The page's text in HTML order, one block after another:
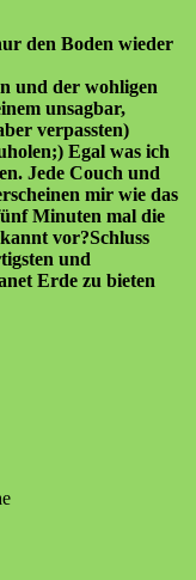
den Boden wieder
und der wohligen
unsagbar,
verpassten)
Egal was ich
Jede Couch und
mir wie das
Minuten mal die
vor?Schluss
und
Erde zu bieten